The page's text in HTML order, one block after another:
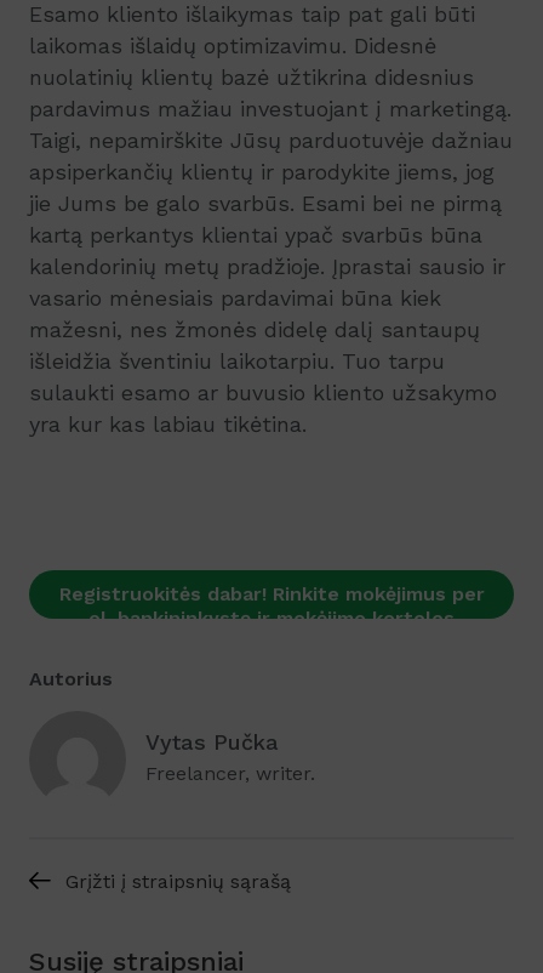
Esamo kliento išlaikymas taip pat gali būti
laikomas išlaidų optimizavimu. Didesnė
nuolatinių klientų bazė užtikrina didesnius
pardavimus mažiau investuojant į marketingą.
Taigi, nepamirškite Jūsų parduotuvėje dažniau
apsiperkančių klientų ir parodykite jiems, jog
jie Jums be galo svarbūs. Esami bei ne pirmą
kartą perkantys klientai ypač svarbūs būna
kalendorinių metų pradžioje. Įprastai sausio ir
vasario mėnesiais pardavimai būna kiek
mažesni, nes žmonės didelę dalį santaupų
išleidžia šventiniu laikotarpiu. Tuo tarpu
sulaukti esamo ar buvusio kliento užsakymo
yra kur kas labiau tikėtina.
Registruokitės dabar! Rinkite mokėjimus per
el. bankininkystę ir mokėjimo korteles
Autorius
Vytas Pučka
Freelancer, writer.
Grįžti į straipsnių sąrašą
Susiję straipsniai